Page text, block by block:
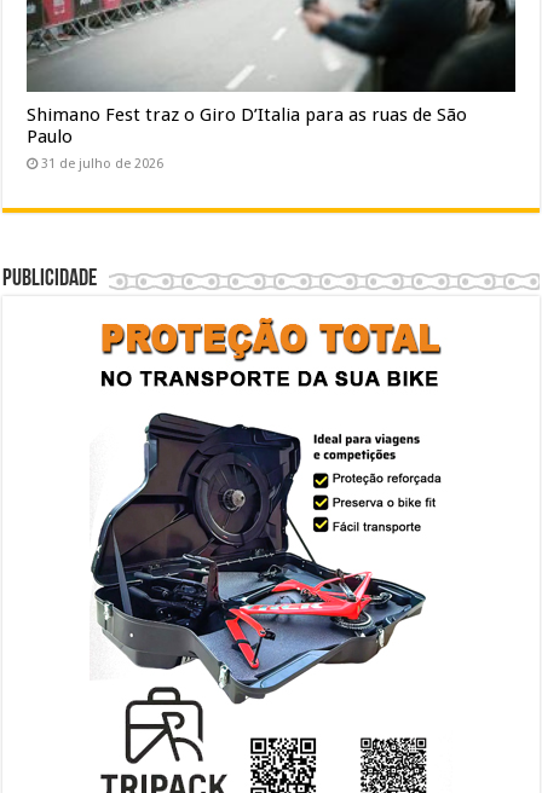
Shimano Fest traz o Giro D’Italia para as ruas de São
Paulo
31 de julho de 2026
Publicidade